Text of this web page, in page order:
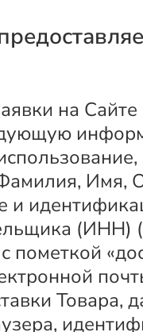
на Сайте
Имя,
и
(ИНН)
пометкой
Товара,